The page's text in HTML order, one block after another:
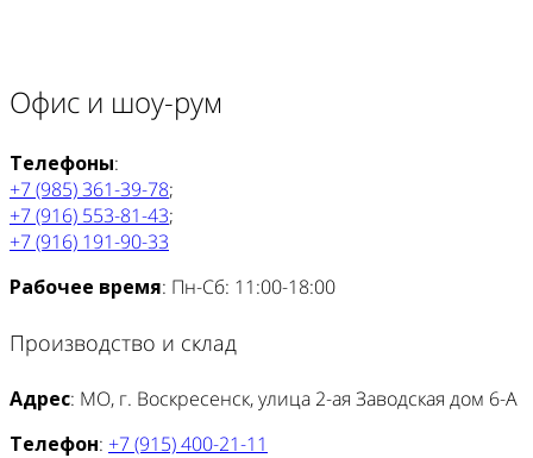
Офис и шоу-рум
Телефоны:
+7 (985) 361-39-78;
+7 (916) 553-81-43;
+7 (916) 191-90-33
Рабочее время: Пн-Сб: 11:00-18:00
Производство и склад
Адрес: МО, г. Воскресенск, улица 2-ая Заводская дом 6-А
Телефон: +7 (915) 400-21-11